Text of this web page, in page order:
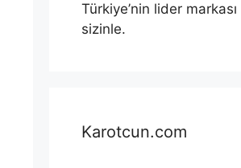
Türkiye’nin lider
sizinle.
Karotcun.com